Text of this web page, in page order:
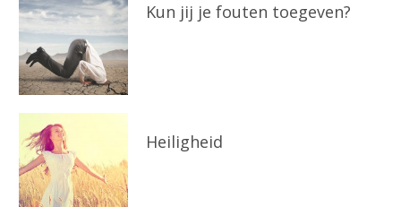
Kun jij je fouten toegeven?
Heiligheid